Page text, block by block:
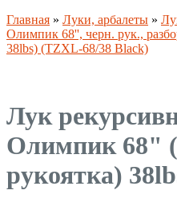
Главная » Луки, арбалеты »
Олимпик 68'', черн. рук.,
38lbs) (TZXL-68/38 Black)
Лук
Олимпик 68"
рукоятка)